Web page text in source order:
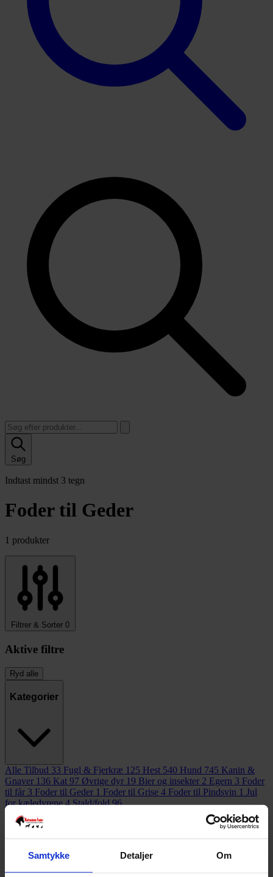
Samtykke Detaljer Om
Søg
Indtast mindst 3 tegn
Foder til Geder
1 produkter
Filtrer & Sorter 0
Aktive filtre
Ryd alle
Kategorier
Alle Tilbud 33 Fugl & Fjerkræ 125 Hest 540 Hund 745 Kanin &
Gnaver 136 Kat 97 Øvrige dyr 19 Bier og insekter 2 Egern 3 Foder
til får 3 Foder til Geder 1 Foder til Grise 4 Foder til Pindsvin 1 Jul
for kæledyrene 4Stald/fold 96
Varemærke